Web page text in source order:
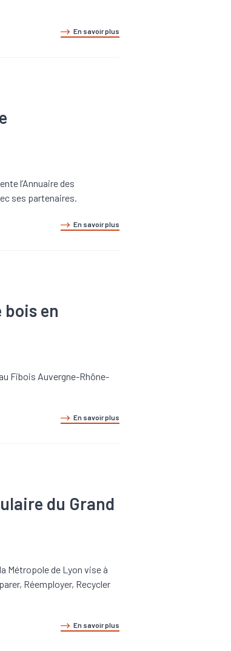
En savoir plus
l’Annuaire des
ses partenaires.
En savoir plus
en
Fibois Auvergne-Rhône-
En savoir plus
du Grand
Métropole de Lyon vise à
Réemployer, Recycler
En savoir plus